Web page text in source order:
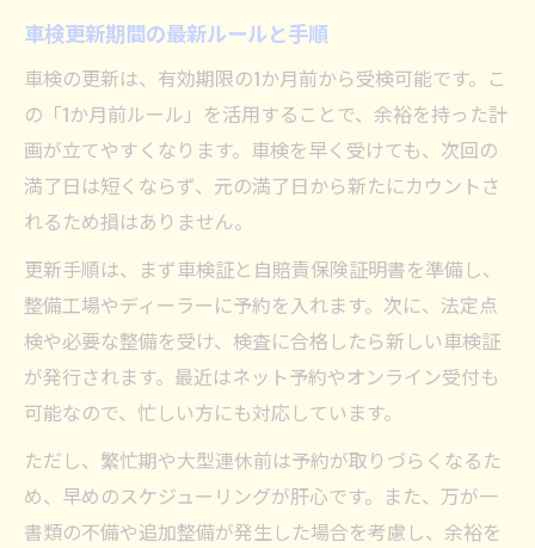
車検更新期間の最新ルールと手順
車検の更新は、有効期限の1か月前から受検可能です。こ
の「1か月前ルール」を活用することで、余裕を持った計
画が立てやすくなります。車検を早く受けても、次回の
満了日は短くならず、元の満了日から新たにカウントさ
れるため損はありません。
更新手順は、まず車検証と自賠責保険証明書を準備し、
整備工場やディーラーに予約を入れます。次に、法定点
検や必要な整備を受け、検査に合格したら新しい車検証
が発行されます。最近はネット予約やオンライン受付も
可能なので、忙しい方にも対応しています。
ただし、繁忙期や大型連休前は予約が取りづらくなるた
め、早めのスケジューリングが肝心です。また、万が一
書類の不備や追加整備が発生した場合を考慮し、余裕を